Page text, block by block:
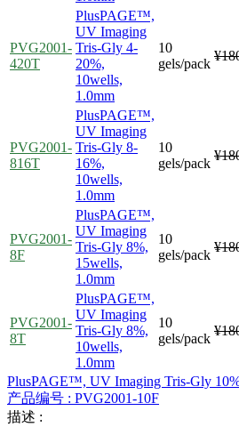
PVG2001-
420T
PlusPAGE™,
UV Imaging
Tris-Gly 4-
20%,
10wells,
1.0mm
10
gels/pack
PVG2001-
816T
PlusPAGE™,
UV Imaging
Tris-Gly 8-
16%,
10wells,
1.0mm
10
gels/pack
PVG2001-
8F
PlusPAGE™,
UV Imaging
Tris-Gly 8%,
15wells,
1.0mm
10
gels/pack
PVG2001-
8T
PlusPAGE™,
UV Imaging
Tris-Gly 8%,
10wells,
1.0mm
10
gels/pack
PlusPAGE™, UV Imaging Tris-Gly
产品编号 : PVG2001-10F
描述 :